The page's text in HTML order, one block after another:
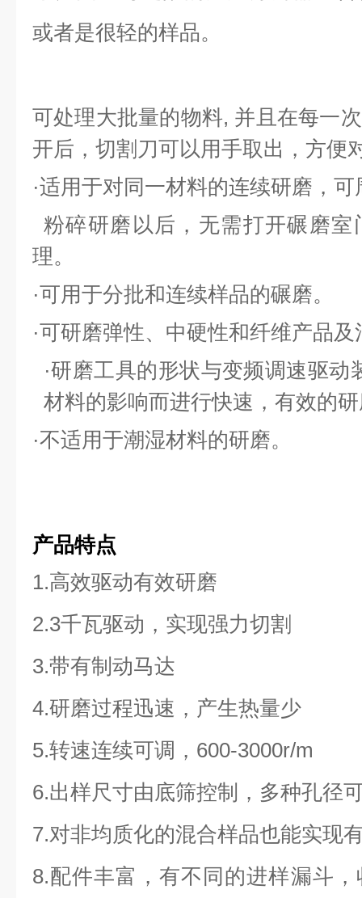
或者是很轻的样品。
可处理大批量的物料, 并且在每一次
开后 ，切割刀可以用手取出，方便
·适用于对同一材料的连续研磨，可
粉碎研磨以后，无需打开碾磨室
理。
·可用于分批和连续样品的碾磨。
·可研磨弹性、中硬性和纤维产品及
·研磨工具的形状与变频调速驱动
材料的影响而进行快速，有效的研
·不适用于潮湿材料的研磨。
产品特点
1.高效驱动有效研磨
2.3千瓦驱动，实现强力切割
3.带有制动马达
4.研磨过程迅速，产生热量少
5.转速连续可调，600-3000r/m
6.出样尺寸由底筛控制，多种孔径
7.对非均质化的混合样品也能实现
8.配件丰富，有不同的进样漏斗